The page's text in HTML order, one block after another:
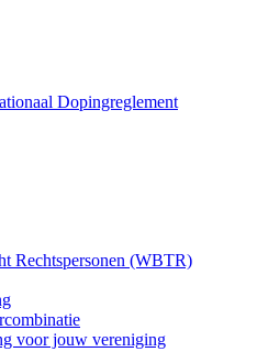
Dopingreglement
Rechtspersonen (WBTR)
voor jouw vereniging